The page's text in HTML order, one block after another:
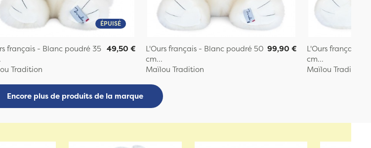
ÉPUISÉ
français - Blanc poudré 35
Tradition
49,50 €
L'Ours français - Blanc poudré 50
cm...
Maïlou Tradition
99,90 €
L'Ours français -
cm...
Maïlou Tradition
Encore plus de produits de la marque